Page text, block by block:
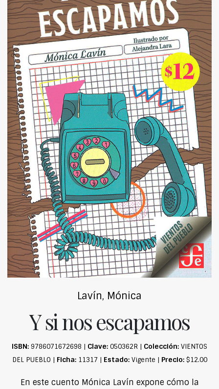
Lavín, Mónica
Y si nos escapamos
ISBN: 9786071672698 | Clave: 050362R | Colección: VIENTOS
DEL PUEBLO | Ficha:11317 | Estado:Vigente | Precio:$12.00
En este cuento Mónica Lavín expone cómo la